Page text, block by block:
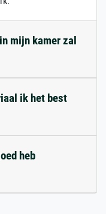
mijn kamer zal
ik het best
heb